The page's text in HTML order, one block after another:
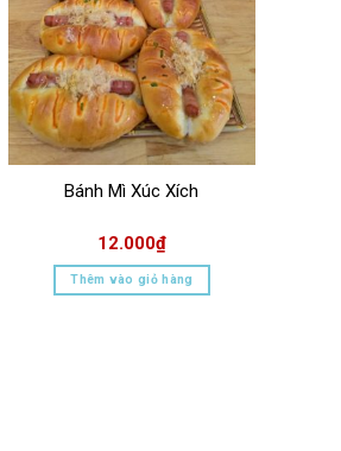
Bánh Mì Xúc Xích
12.000₫
Thêm vào giỏ hàng